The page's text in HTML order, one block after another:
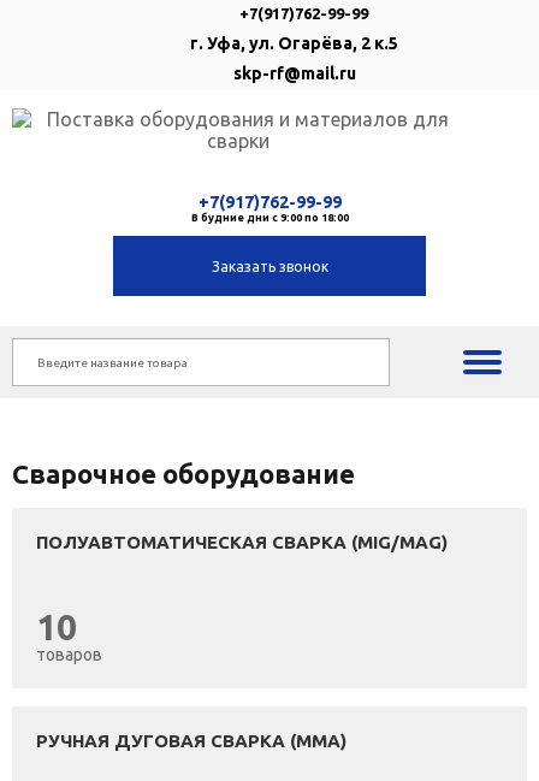
+7(917)762-99-99
г. Уфа, ул. Огарёва, 2 к.5
skp-rf@mail.ru
+7(917)762-99-99
В будние дни с 9:00 по 18:00
Заказать звонок
Сварочное оборудование
ПОЛУАВТОМАТИЧЕСКАЯ СВАРКА (MIG/MAG)
10
товаров
РУЧНАЯ ДУГОВАЯ СВАРКА (ММА)